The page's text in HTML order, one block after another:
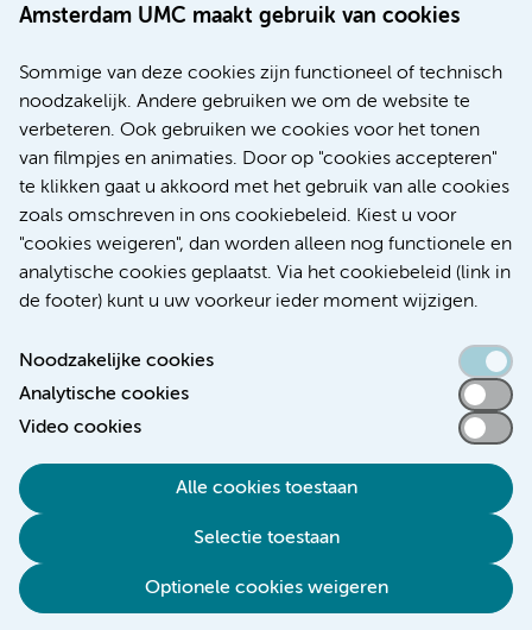
Amsterdam UMC maakt gebruik van cookies
Sommige van deze cookies zijn functioneel of technisch
noodzakelijk. Andere gebruiken we om de website te
verbeteren. Ook gebruiken we cookies voor het tonen
van filmpjes en animaties. Door op "cookies accepteren"
te klikken gaat u akkoord met het gebruik van alle cookies
zoals omschreven in ons cookiebeleid. Kiest u voor
"cookies weigeren", dan worden alleen nog functionele en
analytische cookies geplaatst. Via het cookiebeleid (link in
de footer) kunt u uw voorkeur ieder moment wijzigen.
Noodzakelijke cookies
Analytische cookies
Video cookies
Alle cookies toestaan
Selectie toestaan
Optionele cookies weigeren
Werken bij Amsterdam UMC
Nieuws
Educatie Locatie AMC
Educatie Locatie VUmc
Toegankelijkheidsverklaring
Algemene privacyverklaring